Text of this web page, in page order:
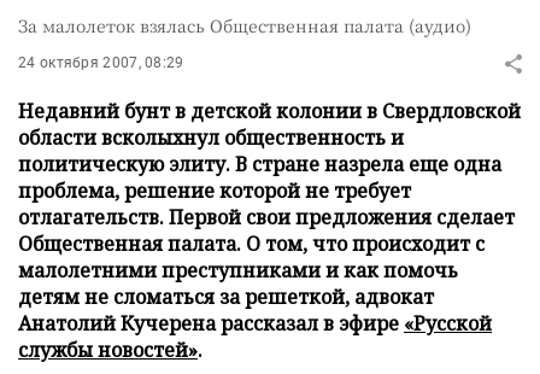
За малолеток взялась Общественная палата (аудио)
24 октября 2007, 08:29
Недавний бунт в детской колонии в Свердловской
области всколыхнул общественность и
политическую элиту. В стране назрела еще одна
проблема, решение которой не требует
отлагательств. Первой свои предложения сделает
Общественная палата. О том, что происходит с
малолетними преступниками и как помочь
детям не сломаться за решеткой, адвокат
Анатолий Кучерена рассказал в эфире «Русской
службы новостей».